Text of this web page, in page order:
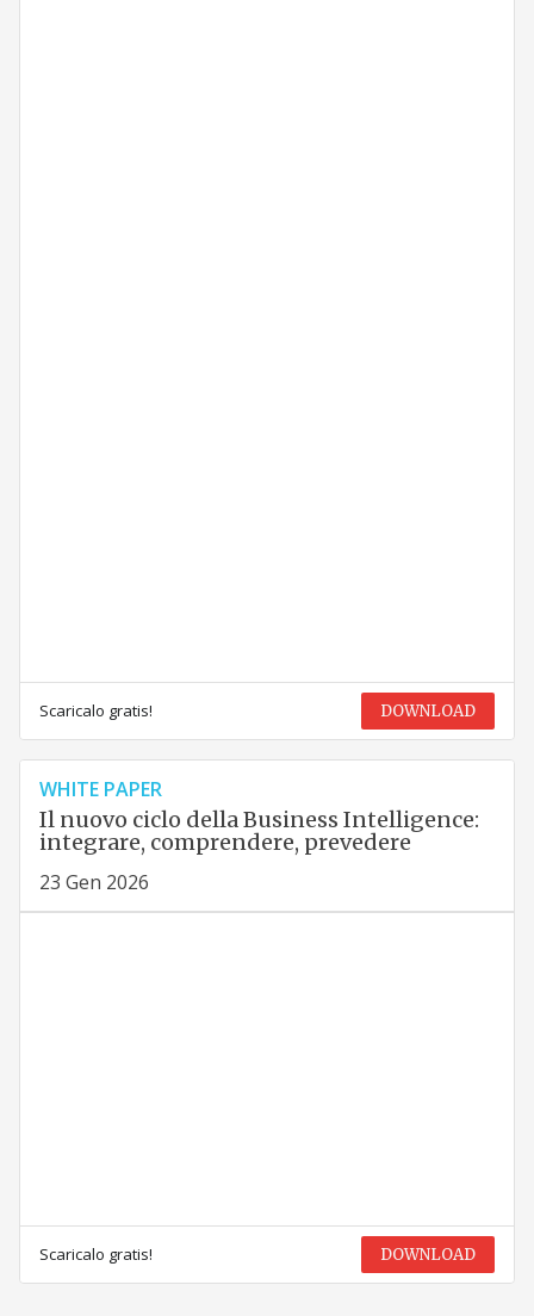
Scaricalo gratis! DOWNLOAD
WHITE PAPER
Il nuovo ciclo della Business Intelligence:
integrare, comprendere, prevedere
23 Gen 2026
Scaricalo gratis! DOWNLOAD